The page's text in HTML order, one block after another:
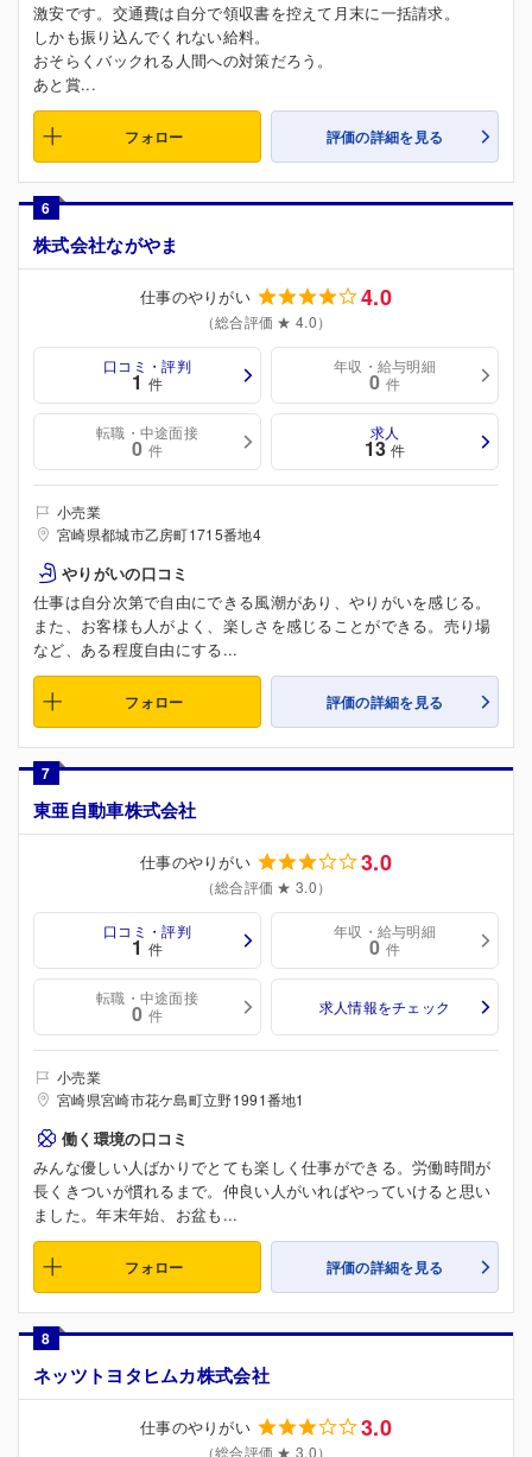
激安です。交通費は自分で領収書を控えて月末に一括請求。
しかも振り込んでくれない給料。
おそらくバックれる人間への対策だろう。
あと賞...
フォロー 評価の詳細を見る
6
株式会社ながやま
仕事のやりがい 4.0
（総合評価 ★ 4.0）
口コミ・評判
1 件
年収・給与明細
0 件
転職・中途面接
0 件
求人
13 件
小売業
宮崎県都城市乙房町1715番地4
やりがいの口コミ
仕事は自分次第で自由にできる風潮があり、やりがいを感じる。
また、お客様も人がよく、楽しさを感じることができる。売り場
など、ある程度自由にする...
フォロー 評価の詳細を見る
7
東亜自動車株式会社
仕事のやりがい 3.0
（総合評価 ★ 3.0）
口コミ・評判
1 件
年収・給与明細
0 件
転職・中途面接
0 件 求人情報をチェック
小売業
宮崎県宮崎市花ケ島町立野1991番地1
働く環境の口コミ
みんな優しい人ばかりでとても楽しく仕事ができる。労働時間が
長くきついが慣れるまで。仲良い人がいればやっていけると思い
ました。年末年始、お盆も...
フォロー 評価の詳細を見る
8
ネッツトヨタヒムカ株式会社
仕事のやりがい 3.0
（総合評価 ★ 3.0）